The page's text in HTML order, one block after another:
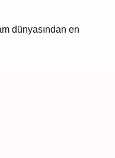
dünyasından en